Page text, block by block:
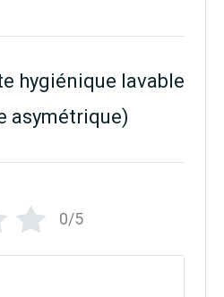
hygiénique lavable
asymétrique)
0/5